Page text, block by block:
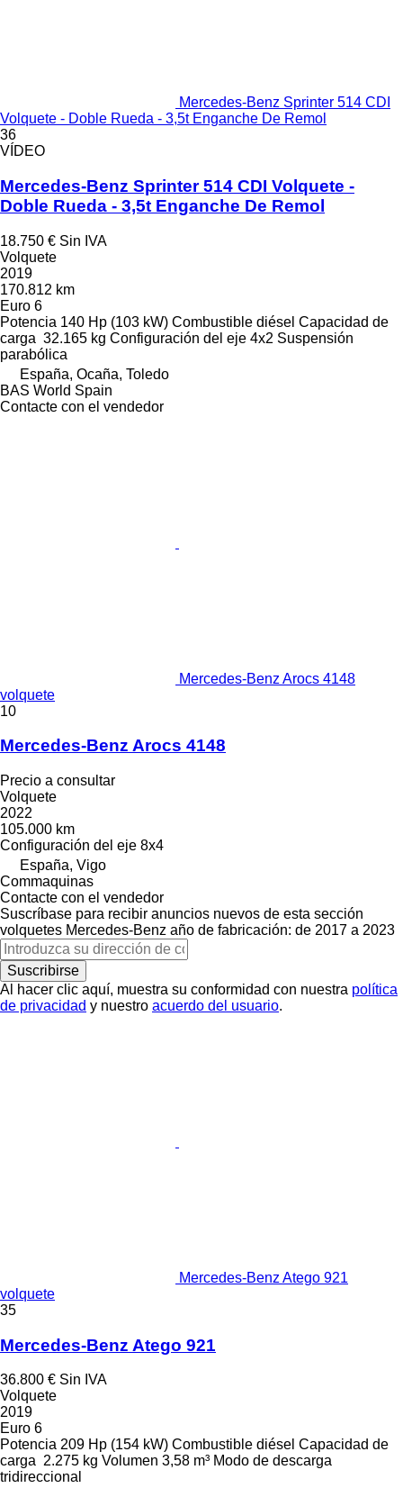
Mercedes-Benz Sprinter 514 CDI
Volquete - Doble Rueda - 3,5t Enganche De Remol
36
VÍDEO
Mercedes-Benz Sprinter 514 CDI Volquete -
Doble Rueda - 3,5t Enganche De Remol
18.750 € Sin IVA
Volquete
2019
170.812 km
Euro 6
Potencia 140 Hp (103 kW) Combustible diésel Capacidad de
carga 32.165 kg Configuración del eje 4x2 Suspensión
parabólica
España, Ocaña, Toledo
BAS World Spain
Contacte con el vendedor
Mercedes-Benz Arocs 4148
volquete
10
Mercedes-Benz Arocs 4148
Precio a consultar
Volquete
2022
105.000 km
Configuración del eje 8x4
España, Vigo
Commaquinas
Contacte con el vendedor
Suscríbase para recibir anuncios nuevos de esta sección
volquetes Mercedes-Benz año de fabricación: de 2017 a 2023
Suscribirse
Al hacer clic aquí, muestra su conformidad con nuestra política
de privacidad y nuestro acuerdo del usuario.
Mercedes-Benz Atego 921
volquete
35
Mercedes-Benz Atego 921
36.800 € Sin IVA
Volquete
2019
Euro 6
Potencia 209 Hp (154 kW) Combustible diésel Capacidad de
carga 2.275 kg Volumen 3,58 m³ Modo de descarga
tridireccional